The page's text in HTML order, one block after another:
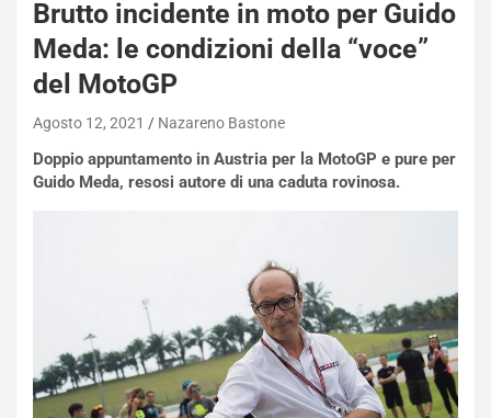
Brutto incidente in moto per Guido
Meda: le condizioni della “voce”
del MotoGP
Agosto 12, 2021 Nazareno Bastone
Doppio appuntamento in Austria per la MotoGP e pure per
Guido Meda, resosi autore di una caduta rovinosa.